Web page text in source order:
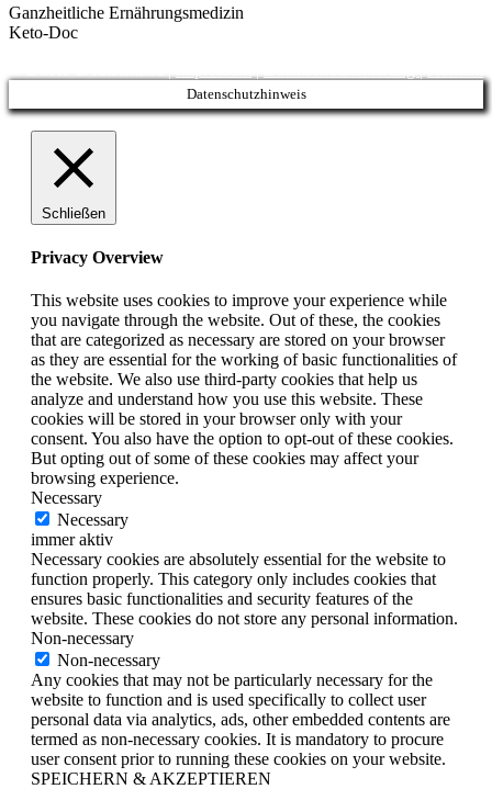
Ganzheitliche Ernährungsmedizin
Keto-Doc
Datenschutzhinweis
Schließen
Privacy Overview
This website uses cookies to improve your experience while
you navigate through the website. Out of these, the cookies
that are categorized as necessary are stored on your browser
as they are essential for the working of basic functionalities of
the website. We also use third-party cookies that help us
analyze and understand how you use this website. These
cookies will be stored in your browser only with your
consent. You also have the option to opt-out of these cookies.
But opting out of some of these cookies may affect your
browsing experience.
Necessary
Necessary
immer aktiv
Necessary cookies are absolutely essential for the website to
function properly. This category only includes cookies that
ensures basic functionalities and security features of the
website. These cookies do not store any personal information.
Non-necessary
Non-necessary
Any cookies that may not be particularly necessary for the
website to function and is used specifically to collect user
personal data via analytics, ads, other embedded contents are
termed as non-necessary cookies. It is mandatory to procure
user consent prior to running these cookies on your website.
SPEICHERN & AKZEPTIEREN